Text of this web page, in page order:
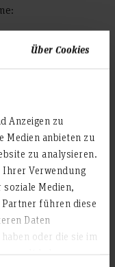
Über Cookies
Anzeigen zu
anbieten zu
zu analysieren.
Verwendung
Medien,
führen diese
Daten
oder die sie im
hub
Science Hannover